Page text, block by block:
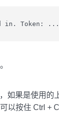
in. Token:
如果是使用的
以按住 Ctrl +